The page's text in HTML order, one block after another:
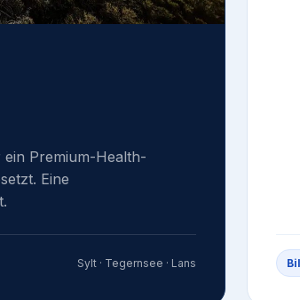
Premium-Health-
Eine
Sylt · Tegernsee · Lans